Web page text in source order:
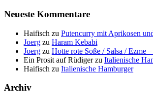
Neueste Kommentare
Haifisch zu Putencurry mit Aprikosen
Joerg zu Haram Kebabi
Joerg zu Hotte rote Soße / Salsa / Ezme
Ein Prosit auf Rüdigerzu Italienische
Haifisch zu Italienische Hamburger
Archiv